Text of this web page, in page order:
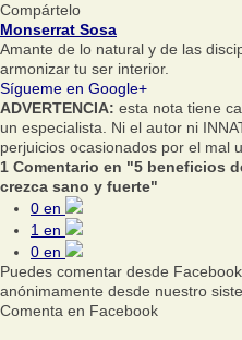
Compártelo
Monserrat Sosa
Amante de lo natural y de las
armonizar tu ser interior.
Sígueme en Google+
ADVERTENCIA: esta nota tiene
un especialista. Ni el autor ni
perjuicios ocasionados por el mal
1 Comentario en "5 beneficios
crezca sano y fuerte"
0 en
1 en
0 en
Puedes comentar desde
anónimamente desde nuestro
Comenta en Facebook